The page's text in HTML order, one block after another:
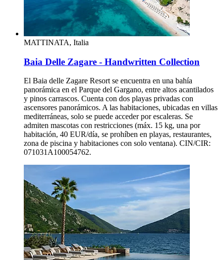
MATTINATA, Italia
Baia Delle Zagare - Handwritten Collection
El Baia delle Zagare Resort se encuentra en una bahía
panorámica en el Parque del Gargano, entre altos acantilados
y pinos carrascos. Cuenta con dos playas privadas con
ascensores panorámicos. A las habitaciones, ubicadas en villas
mediterráneas, solo se puede acceder por escaleras. Se
admiten mascotas con restricciones (máx. 15 kg, una por
habitación, 40 EUR/día, se prohíben en playas, restaurantes,
zona de piscina y habitaciones con solo ventana). CIN/CIR:
071031A100054762.